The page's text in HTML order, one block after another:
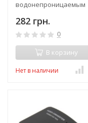
водонепроницаемым
денег
282 грн.
0
В корзину
Нет в наличии